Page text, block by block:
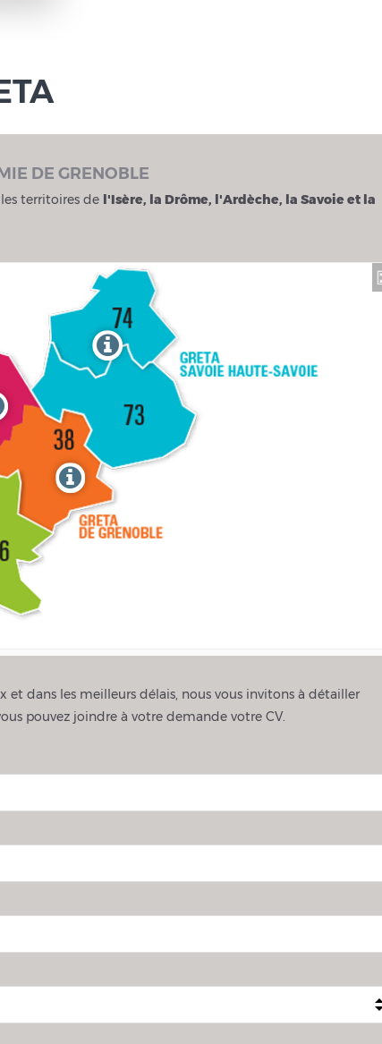
DE GRENOBLE
territoires de l'Isère, la Drôme, l'Ardèche, la Savoie et la
et dans les meilleurs délais, nous vous invitons à détailler
pouvez joindre à votre demande votre CV.